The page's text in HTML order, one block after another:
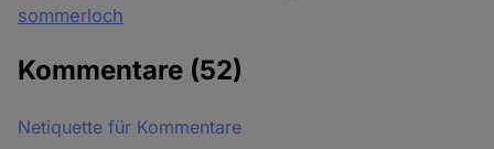
sommerloch
Kommentare (52)
Netiquette für Kommentare